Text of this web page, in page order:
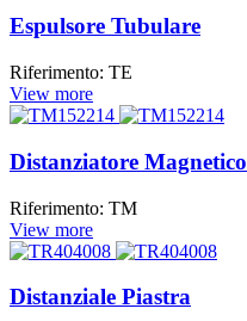
Espulsore Tubulare
Riferimento: TE
View more
Distanziatore Magnetico
Riferimento: TM
View more
Distanziale Piastra